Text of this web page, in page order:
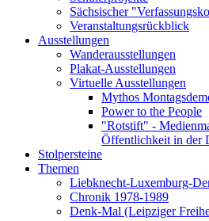
Sächsischer
Veranstaltungsrückblick
Ausstellungen
Wanderausstellungen
Plakat-Ausstellungen
Virtuelle Ausstellungen
Mythos
Power to the People
"Rotstift" -
Öffentlichkeit in der
Stolpersteine
Themen
Liebknecht-Luxemburg-
Chronik 1978-1989
Denk-Mal (Leipziger